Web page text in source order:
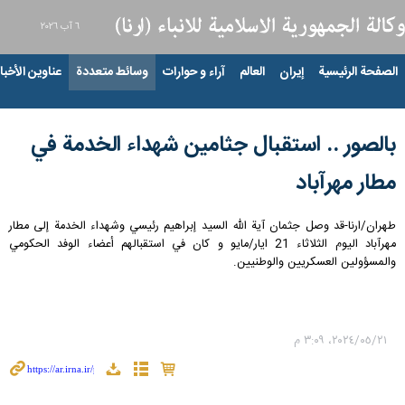
٦ آب ٢٠٢٦
الصفحة الرئيسية إيران العالم آراء و حوارات وسائط متعددة عناوين
بالصور .. استقبال جثامين شهداء الخدمة في
مطار مهرآباد
طهران/ارنا-قد وصل جثمان آية الله السيد إبراهيم رئيسي وشهداء الخدمة إلى مطار
مهرآباد الیوم الثلاثاء 21 ايار/مايو و کان في استقبالهم أعضاء الوفد الحكومي
والمسؤولين العسكريين والوطنيين.
٢١‏/٠٥‏/٢٠٢٤، ٣:٠٩ م